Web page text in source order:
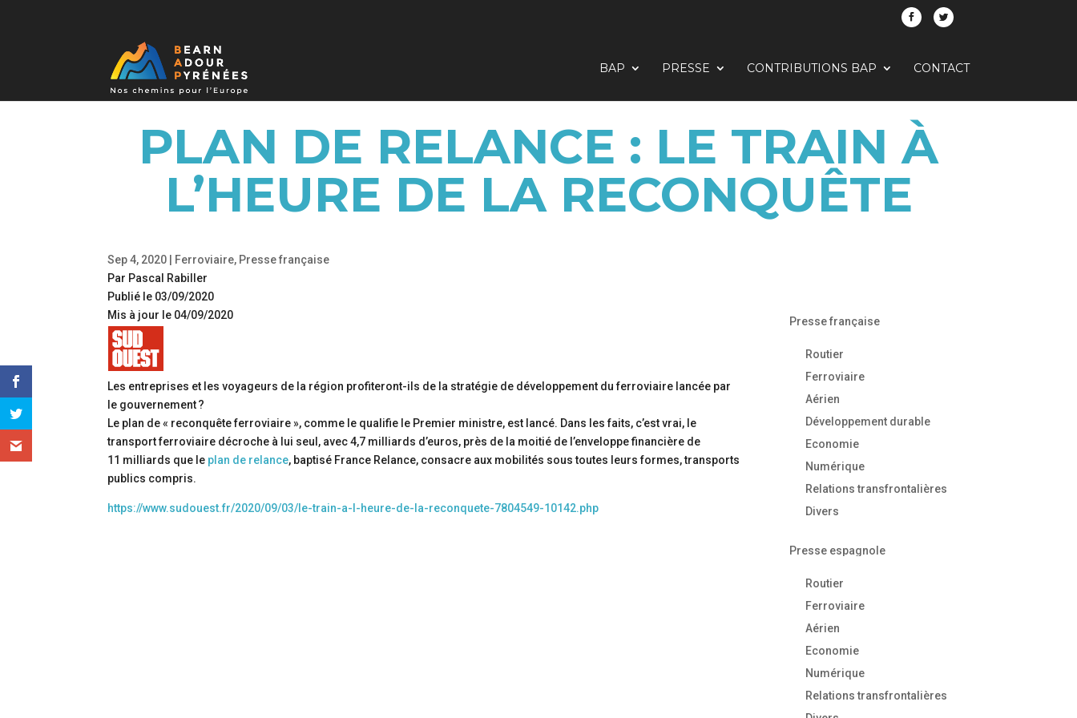
BAP PRESSE CONTRIBUTIONS BAP CONTACT
PLAN DE RELANCE : LE TRAIN À
L’HEURE DE LA RECONQUÊTE
Sep 4, 2020 Ferroviaire, Presse française
Par Pascal Rabiller
Publié le 03/09/2020
Mis à jour le 04/09/2020
Les entreprises et les voyageurs de la région profiteront-ils de la stratégie de développement du ferroviaire lancée par
le gouvernement ?
Le plan de « reconquête ferroviaire », comme le qualifie le Premier ministre, est lancé. Dans les faits, c’est vrai, le
transport ferroviaire décroche à lui seul, avec 4,7 milliards d’euros, près de la moitié de l’enveloppe financière de
11 milliards que le plan de relance, baptisé France Relance, consacre aux mobilités sous toutes leurs formes, transports
publics compris.
https://www.sudouest.fr/2020/09/03/le-train-a-l-heure-de-la-reconquete-7804549-10142.php
Presse française
Routier
Ferroviaire
Aérien
Développement durable
Economie
Numérique
Relations transfrontalières
Divers
Presse espagnole
Routier
Ferroviaire
Aérien
Economie
Numérique
Relations transfrontalières